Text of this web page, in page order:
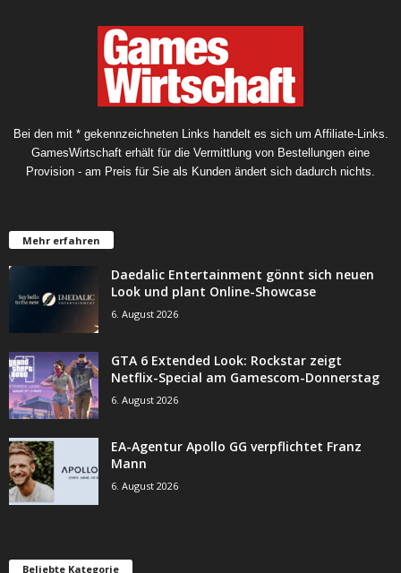
Bei den mit * gekennzeichneten Links handelt es sich um Affiliate-Links.
GamesWirtschaft erhält für die Vermittlung von Bestellungen eine
Provision - am Preis für Sie als Kunden ändert sich dadurch nichts.
Mehr erfahren
Daedalic Entertainment gönnt sich neuen
Look und plant Online-Showcase
6. August 2026
GTA 6 Extended Look: Rockstar zeigt
Netflix-Special am Gamescom-Donnerstag
6. August 2026
EA-Agentur Apollo GG verpflichtet Franz
Mann
6. August 2026
Beliebte Kategorie